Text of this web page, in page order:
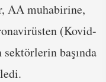
AA muhabirine,
(Kovid-
başında